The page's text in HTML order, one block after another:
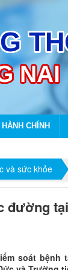
CHÍNH
và sức khỏe
đường
soát